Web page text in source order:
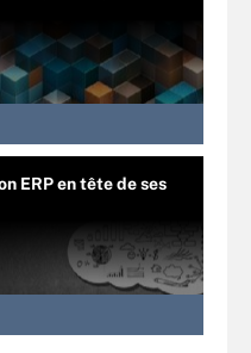
ERP en tête de ses